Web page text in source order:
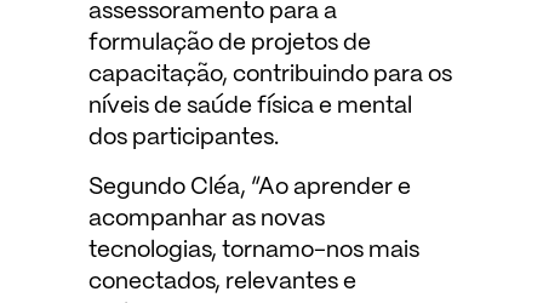
assessoramento para a
formulação de projetos de
capacitação, contribuindo para os
níveis de saúde física e mental
dos participantes.
Segundo Cléa, “Ao aprender e
acompanhar as novas
tecnologias, tornamo-nos mais
conectados, relevantes e